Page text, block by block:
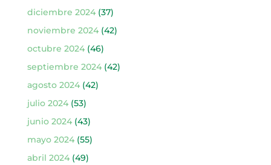
diciembre 2024(37)
noviembre 2024(42)
octubre 2024(46)
septiembre 2024(42)
agosto 2024(42)
julio 2024(53)
junio 2024(43)
mayo 2024(55)
abril 2024(49)